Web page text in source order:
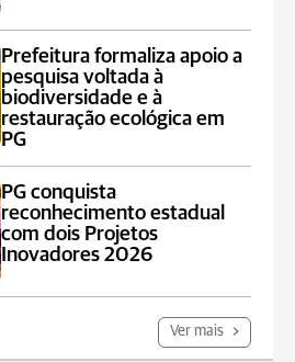
Prefeitura formaliza apoio a
pesquisa voltada à
biodiversidade e à
restauração ecológica em
PG
PG conquista
reconhecimento estadual
com dois Projetos
Inovadores 2026
Ver mais